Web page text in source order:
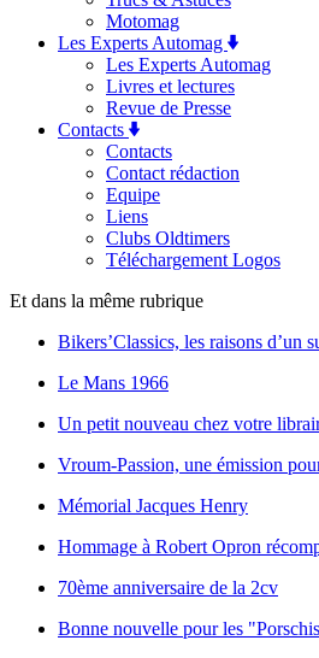
Motomag
Les Experts Automag
Les Experts Automag
Livres et lectures
Revue de Presse
Contacts
Contacts
Contact rédaction
Equipe
Liens
Clubs Oldtimers
Téléchargement Logos
Et dans la même rubrique
Bikers’Classics, les raisons d’un
Le Mans 1966
Un petit nouveau chez votre
Vroum-Passion, une émission
Mémorial Jacques Henry
Hommage à Robert Opron
70ème anniversaire de la 2cv
Bonne nouvelle pour les